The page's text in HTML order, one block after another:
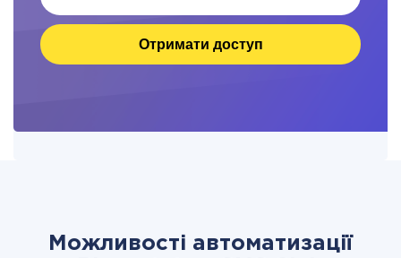
Отримати доступ
Можливості автоматизації